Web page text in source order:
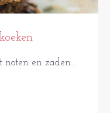
noten en zaden...